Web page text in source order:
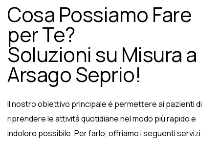
Cosa Possiamo Fare
per Te?
Soluzioni su Misura a
Arsago Seprio!
Il nostro obiettivo principale è permettere ai pazienti di
riprendere le attività quotidiane nel modo più rapido e
indolore possibile. Per farlo, offriamo i seguenti servizi